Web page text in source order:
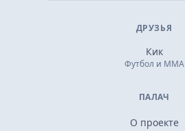
ДРУЗЬЯ
Кик
Футбол и ММА
ПАЛАЧ
О проекте